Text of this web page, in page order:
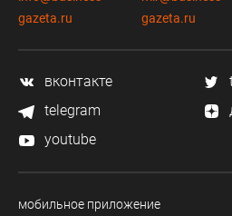
gazeta.ru
gazeta.ru
вконтакте
telegram
youtube
мобильное приложение